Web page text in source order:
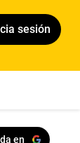
sesión
en